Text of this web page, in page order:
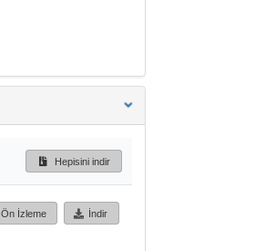
Hepisini indir
Ön İzleme İndir